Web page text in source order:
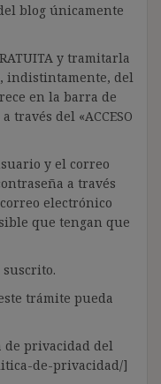
blog únicamente
y tramitarla
indistintamente, del
en la barra de
través del «ACCESO
y el correo
a través
electrónico
que tengan que
suscrito.
trámite pueda
de privacidad del
de-privacidad/]